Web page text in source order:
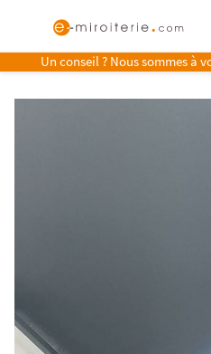
Un conseil ? Nous sommes à